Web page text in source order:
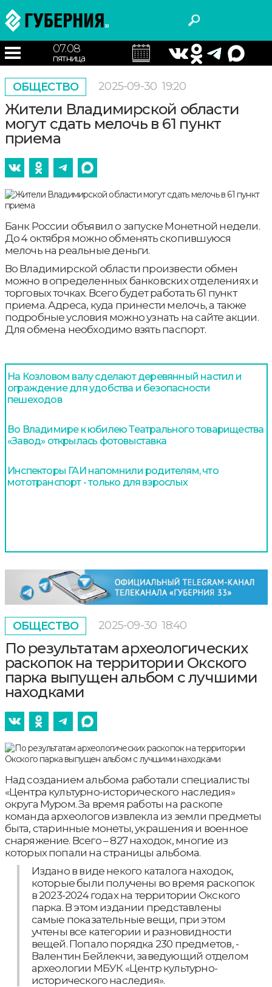
07.08
пятница
ОБЩЕСТВО 2025-09-30 19:20
Жители Владимирской области
могут сдать мелочь в 61 пункт
приема
Банк России объявил о запуске Монетной недели.
До 4 октября можно обменять скопившуюся
мелочь на реальные деньги.
Во Владимирской области произвести обмен
можно в определенных банковских отделениях и
торговых точках. Всего будет работать 61 пункт
приема. Адреса, куда принести мелочь, а также
подробные условия можно узнать на сайте акции.
Для обмена необходимо взять паспорт.
На Козловом валу сделают деревянный настил и
ограждение для удобства и безопасности
пешеходов
Во Владимире к юбилею Театрального товарищества
«Завод» открылась фотовыставка
Инспекторы ГАИ напомнили родителям, что
мототранспорт - только для взрослых
ОБЩЕСТВО 2025-09-30 18:40
По результатам археологических
раскопок на территории Окского
парка выпущен альбом с лучшими
находками
Над созданием альбома работали специалисты
«Центра культурно-исторического наследия»
округа Муром. За время работы на раскопе
команда археологов извлекла из земли предметы
быта, старинные монеты, украшения и военное
снаряжение. Всего – 827 находок, многие из
которых попали на страницы альбома.
Издано в виде некого каталога находок,
которые были получены во время раскопок
в 2023-2024 годах на территории Окского
парка. В этом издании представлены
самые показательные вещи, при этом
учтены все категории и разновидности
вещей. Попало порядка 230 предметов, -
Валентин Бейлекчи, заведующий отделом
археологии МБУК «Центр культурно-
исторического наследия».